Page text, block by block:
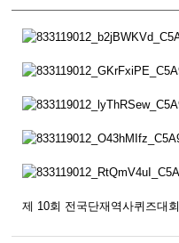
제 10회 전국단재역사퀴즈대회